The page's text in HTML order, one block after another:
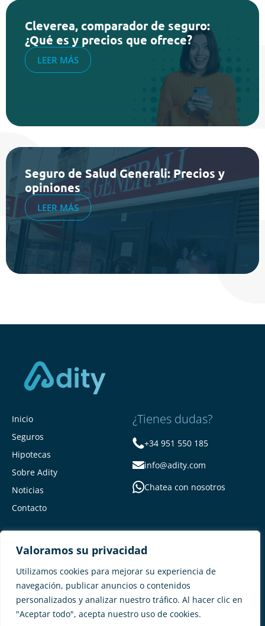
Valoramos su privacidad
Utilizamos cookies para mejorar su experiencia de
navegación, publicar anuncios o contenidos
personalizados y analizar nuestro tráfico. Al hacer clic en
"Aceptar todo", acepta nuestro uso de cookies.
Cleverea, comparador de seguro:
¿Qué es y precios que ofrece?
LEER MÁS
Seguro de Salud Generali: Precios y
opiniones
LEER MÁS
Inicio
Seguros
Hipotecas
Sobre Adity
Noticias
Contacto
¿Tienes dudas?
+34 951 550 185
info@adity.com
Chatea con nosotros
Adity Seguros – Mapa del Sitio –